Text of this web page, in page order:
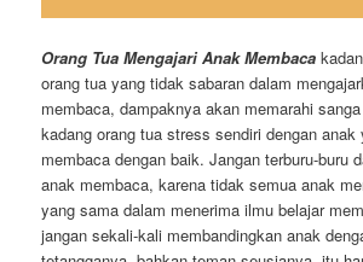
Orang Tua Mengajari Anak Membaca
orang tua yang tidak sabaran dalam
membaca, dampaknya akan memarahi
kadang orang tua stress sendiri dengan
membaca dengan baik. Jangan terburu-buru
anak membaca, karena tidak semua anak
yang sama dalam menerima ilmu belajar
jangan sekali-kali membandingkan anak